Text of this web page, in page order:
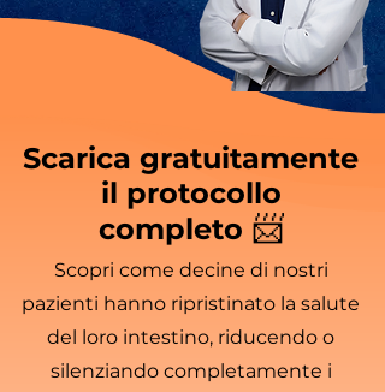
Scarica gratuitamente
il protocollo
completo 📨
Scopri come decine di nostri
pazienti hanno ripristinato la salute
del loro intestino, riducendo o
silenziando completamente i